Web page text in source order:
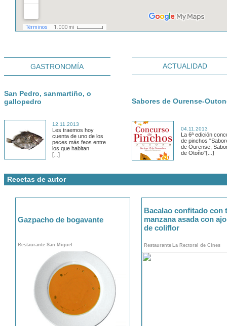
GASTRONOMÍA
San Pedro, sanmartiño, o
gallopedro
12.11.2013
Les traemos hoy
cuenta de uno de los
peces más feos entre
los que habitan
[...]
ACTUALIDAD
Sabores de Ourense-
04.11.2013
La 6ª edición
de pinchos
de Ourense,
de Otoño"[...]
Recetas de autor
Gazpacho de bogavante
Restaurante San Miguel
Bacalao confitado con
manzana asada con
de coliflor
Restaurante La Rectoral de Cines